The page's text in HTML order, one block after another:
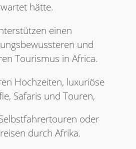
hätte.
einen
und
Tourismus in Africa.
Hochzeiten, luxuriöse
Safaris und Touren,
oder
durch Afrika.